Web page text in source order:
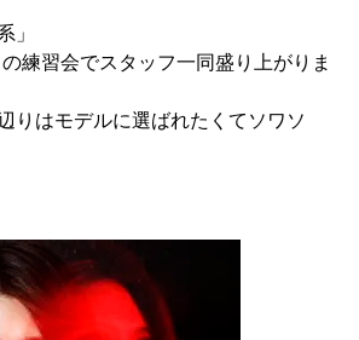
」
練習会でスタッフ一同盛り上がりま
りはモデルに選ばれたくてソワソ